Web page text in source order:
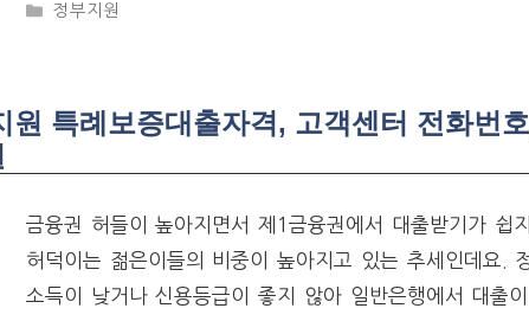
CATEGORIES
정부지원
원 특례보증대출자격, 고객센터 전화번
금융권 허들이 높아지면서 제1금융권에서 대출받기가 쉽
허덕이는 젊은이들의 비중이 높아지고 있는 추세인데요.
소득이 낮거나 신용등급이 좋지 않아 일반은행에서 대출